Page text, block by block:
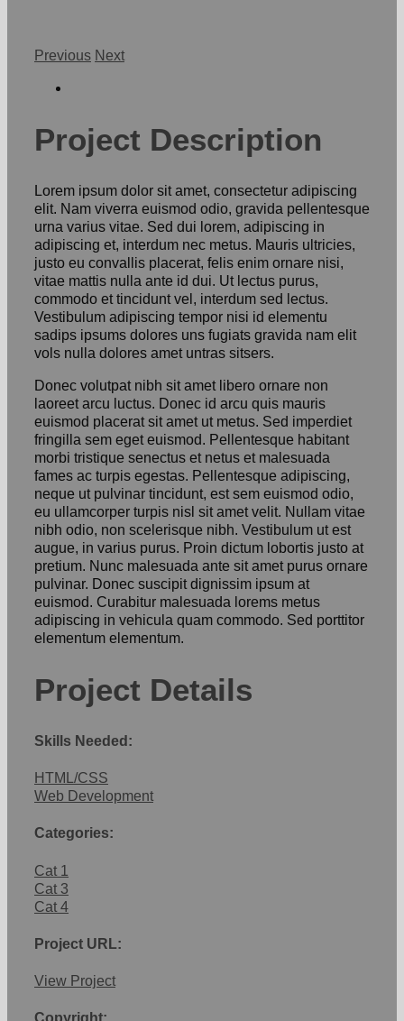
Previous Next
Project Description
Lorem ipsum dolor sit amet, consectetur adipiscing
elit. Nam viverra euismod odio, gravida pellentesque
urna varius vitae. Sed dui lorem, adipiscing in
adipiscing et, interdum nec metus. Mauris ultricies,
justo eu convallis placerat, felis enim ornare nisi,
vitae mattis nulla ante id dui. Ut lectus purus,
commodo et tincidunt vel, interdum sed lectus.
Vestibulum adipiscing tempor nisi id elementu
sadips ipsums dolores uns fugiats gravida nam elit
vols nulla dolores amet untras sitsers.
Donec volutpat nibh sit amet libero ornare non
laoreet arcu luctus. Donec id arcu quis mauris
euismod placerat sit amet ut metus. Sed imperdiet
fringilla sem eget euismod. Pellentesque habitant
morbi tristique senectus et netus et malesuada
fames ac turpis egestas. Pellentesque adipiscing,
neque ut pulvinar tincidunt, est sem euismod odio,
eu ullamcorper turpis nisl sit amet velit. Nullam vitae
nibh odio, non scelerisque nibh. Vestibulum ut est
augue, in varius purus. Proin dictum lobortis justo at
pretium. Nunc malesuada ante sit amet purus ornare
pulvinar. Donec suscipit dignissim ipsum at
euismod. Curabitur malesuada lorems metus
adipiscing in vehicula quam commodo. Sed porttitor
elementum elementum.
Project Details
Skills Needed:
HTML/CSS
Web Development
Categories:
Cat 1
Cat 3
Cat 4
Project URL:
View Project